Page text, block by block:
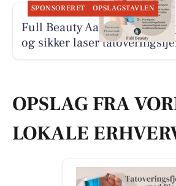
SPONSORERET OPSLAGSTAVLEN
Full Beauty Aalborg tilbyder
og sikker laser
OPSLAG FRA
LOKALE